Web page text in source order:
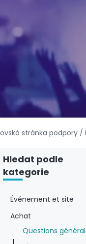
stránka podpory /
Hledat podle
kategorie
Événement et site
Achat
Questions